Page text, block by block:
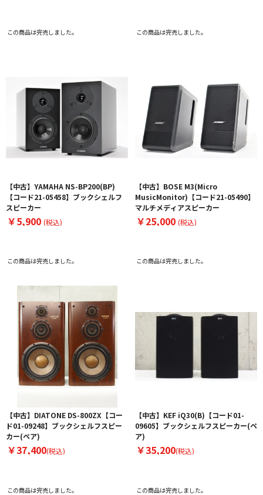
この商品は完売しました。 この商品は完売しました。
【中古】YAMAHA NS-BP200(BP)
【コード21-05458】ブックシェルフ
スピーカー
￥5,900 (税込)
この商品は完売しました。
【中古】BOSE M3(Micro
MusicMonitor)【コード21-05490】
マルチメディアスピーカー
￥25,000 (税込)
この商品は完売しました。
【中古】DIATONE DS-800ZX【コー
ド01-09248】ブックシェルフスピー
カー(ペア)
￥37,400(税込)
この商品は完売しました。
【中古】KEF iQ30(B)【コード01-
09605】ブックシェルフスピーカー(ペ
ア)
￥35,200(税込)
この商品は完売しました。